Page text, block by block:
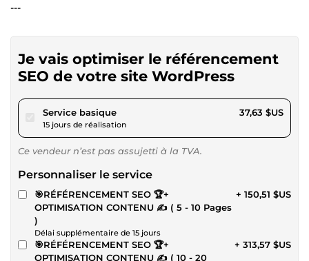
---
Je vais optimiser le référencement
SEO de votre site WordPress
Service basiquepour 34,68 $US
15 jours de réalisation
37,63 $US
Ce vendeur n’est pas assujetti à la TVA.
Personnaliser le service
🎯RÉFÉRENCEMENT SEO 🏆+
OPTIMISATION CONTENU ✍️ ( 5 - 10 Pages
)
Délai supplémentaire de 15 jours
+ 150,51 $US
🎯RÉFÉRENCEMENT SEO 🏆+
OPTIMISATION CONTENU ✍️ ( 10 - 20
+ 313,57 $US